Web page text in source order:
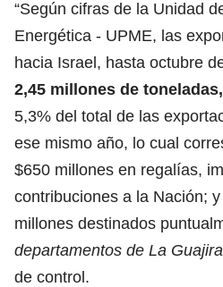
“Según cifras de la Unidad
Energética - UPME, las
hacia Israel, hasta octubre
2,45 millones de toneladas,
5,3% del total de las
ese mismo año, lo cual
$650 millones en regalías,
contribuciones a la Nación;
millones destinados
departamentos de La
de control.